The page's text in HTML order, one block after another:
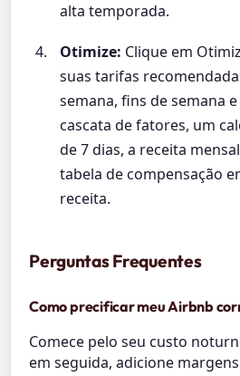
alta temporada.
Otimize: Clique em
suas tarifas
semana, fins de semana
cascata de fatores, um
de 7 dias, a receita
tabela de compensação
receita.
Perguntas Frequentes
Como precificar meu Airbnb
Comece pelo seu custo
em seguida, adicione